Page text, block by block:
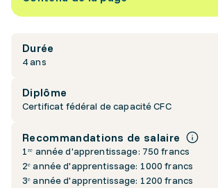
Durée
4 ans
Diplôme
Certificat fédéral de capacité CFC
Recommandations de salaire
1ʳᵉ année d'apprentissage: 750 francs
2ᵉ année d'apprentissage: 1000 francs
3ᵉ année d'apprentissage: 1200 francs